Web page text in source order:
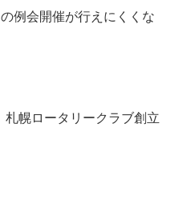
例会開催が行えにくくな
幌ロータリークラブ創立